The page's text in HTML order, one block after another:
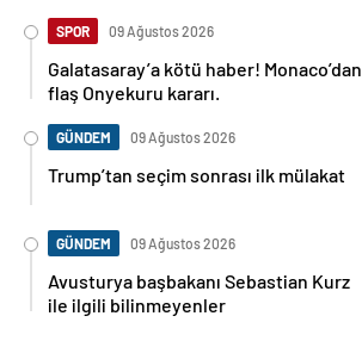
SPOR 09 Ağustos 2026
Galatasaray’a kötü haber! Monaco’dan
flaş Onyekuru kararı.
GÜNDEM 09 Ağustos 2026
Trump’tan seçim sonrası ilk mülakat
GÜNDEM 09 Ağustos 2026
Avusturya başbakanı Sebastian Kurz
ile ilgili bilinmeyenler